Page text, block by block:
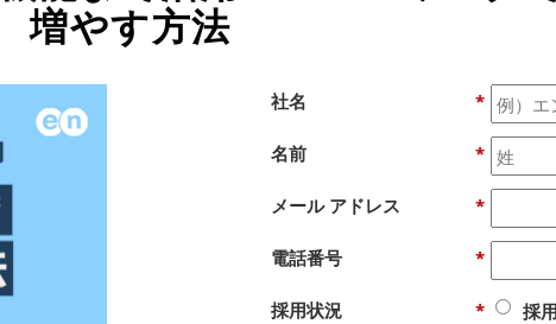
増やす方法
*
社名
*
名前
*
メール アドレス
*
電話番号
*
採用状況
採